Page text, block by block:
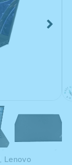
, Lenovo